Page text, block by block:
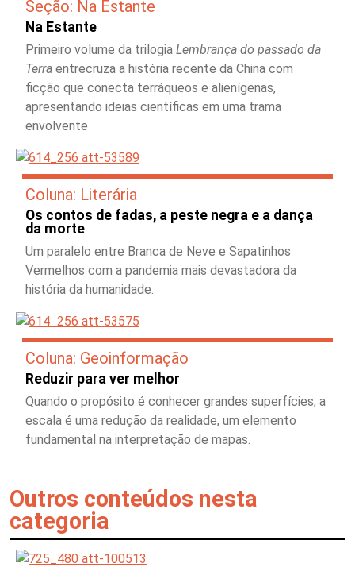
Seção: Na Estante
Na Estante
Primeiro volume da trilogia Lembrança do passado da
Terra entrecruza a história recente da China com
ficção que conecta terráqueos e alienígenas,
apresentando ideias científicas em uma trama
envolvente
Coluna: Literária
Os contos de fadas, a peste negra e a dança
da morte
Um paralelo entre Branca de Neve e Sapatinhos
Vermelhos com a pandemia mais devastadora da
história da humanidade.
Coluna: Geoinformação
Reduzir para ver melhor
Quando o propósito é conhecer grandes superfícies, a
escala é uma redução da realidade, um elemento
fundamental na interpretação de mapas.
Outros conteúdos nesta
categoria